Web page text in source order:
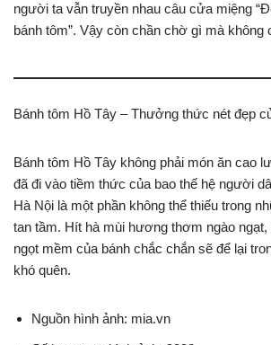
người ta vẫn truyền nhau câu cửa miệng
bánh tôm”. Vậy còn chần chờ gì mà không
Bánh tôm Hồ Tây – Thưởng thức nét đẹp
Bánh tôm Hồ Tây không phải món ăn cao
đã đi vào tiềm thức của bao thế hệ người
Hà Nội là một phần không thể thiếu trong
tan tầm. Hít hà mùi hương thơm ngào ngạt,
ngọt mềm của bánh chắc chắn sẽ để lại
khó quên.
Nguồn hình ảnh: mia.vn